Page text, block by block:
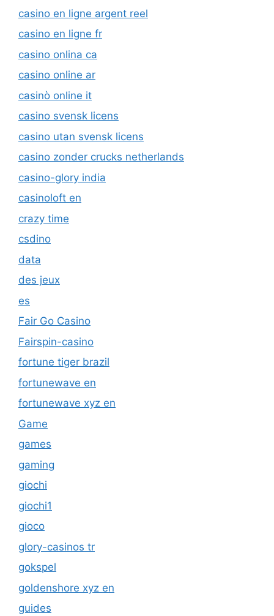
casino en ligne argent reel
casino en ligne fr
casino onlina ca
casino online ar
casinò online it
casino svensk licens
casino utan svensk licens
casino zonder crucks netherlands
casino-glory india
casinoloft en
crazy time
csdino
data
des jeux
es
Fair Go Casino
Fairspin-casino
fortune tiger brazil
fortunewave en
fortunewave xyz en
Game
games
gaming
giochi
giochi1
gioco
glory-casinos tr
gokspel
goldenshore xyz en
guides